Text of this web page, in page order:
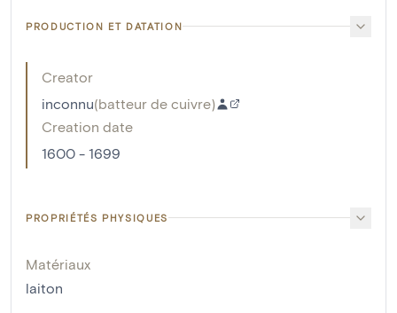
PRODUCTION ET DATATION
Creator
inconnu(batteur de cuivre)
Creation date
1600 - 1699
PROPRIÉTÉS PHYSIQUES
Matériaux
laiton